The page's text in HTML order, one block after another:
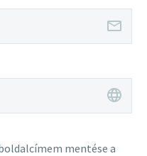
mentése a